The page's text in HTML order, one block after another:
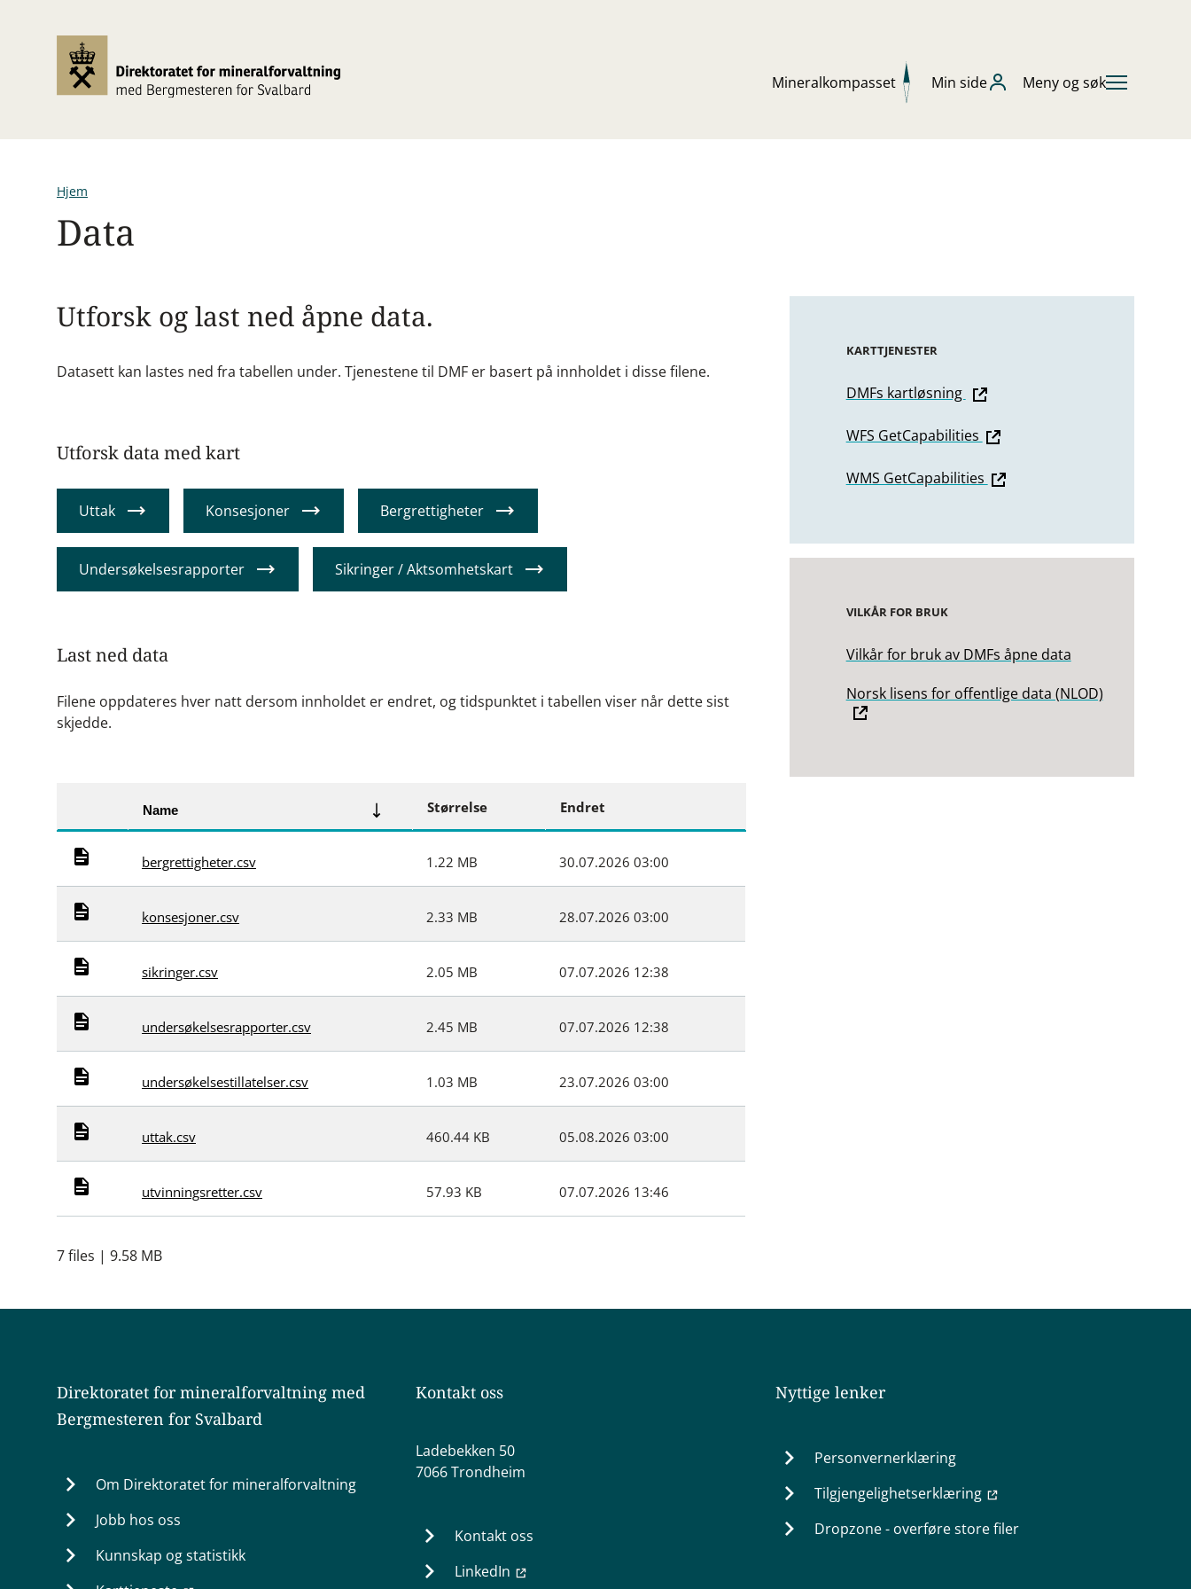
hovedinnhold
Mineralkompasset
Min side Meny og søk
Navigasjonssti
Hjem
Data
Utforsk og last ned åpne data.
Datasett kan lastes ned fra tabellen under. Tjenestene til DMF er basert på innholdet i disse filene.
Utforsk data med kart
Uttak Konsesjoner Bergrettigheter
Undersøkelsesrapporter Sikringer / Aktsomhetskart
Last ned data
Filene oppdateres hver natt dersom innholdet er endret, og tidspunktet i tabellen viser når dette sist
skjedde.
Name Størrelse Endret
bergrettigheter.csv 1.22 MB 30.07.2026 03:00
konsesjoner.csv 2.33 MB 28.07.2026 03:00
sikringer.csv 2.05 MB 07.07.2026 12:38
undersøkelsesrapporter.csv 2.45 MB 07.07.2026 12:38
undersøkelsestillatelser.csv 1.03 MB 23.07.2026 03:00
uttak.csv 460.44 KB 05.08.2026 03:00
utvinningsretter.csv 57.93 KB 07.07.2026 13:46
7 files | 9.58 MB
KARTTJENESTER
DMFs kartløsning
WFS GetCapabilities
WMS GetCapabilities
VILKÅR FOR BRUK
Vilkår for bruk av DMFs åpne data
Norsk lisens for offentlige data (NLOD)
Direktoratet for mineralforvaltning med
Bergmesteren for Svalbard
Om Direktoratet for mineralforvaltning
Jobb hos oss
Kunnskap og statistikk
Kontakt oss
Ladebekken 50
7066 Trondheim
Kontakt oss
LinkedIn
Nyttige lenker
Personvernerklæring
Tilgjengelighetserklæring
Dropzone - overføre store filer